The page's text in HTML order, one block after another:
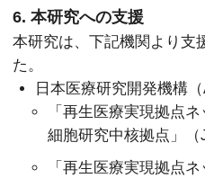
6. 本研究への支援
本研究は、下記機関より支
た。
日本医療研究開発機構（
「再生医療実現拠点
細胞研究中核拠点」（
「再生医療実現拠点